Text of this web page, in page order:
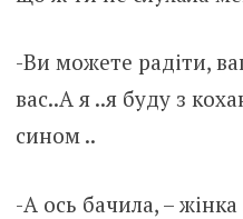
-Ви можете радіти,
вас..А я ..я буду з
сином ..
-А ось бачила, –